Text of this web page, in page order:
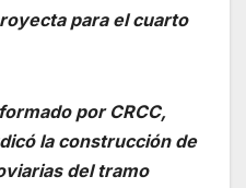
para el cuarto
por CRCC,
la construcción de
del tramo